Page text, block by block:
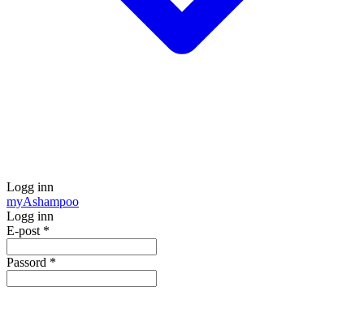
Logg inn
myAshampoo
Logg inn
E-post *
Passord *